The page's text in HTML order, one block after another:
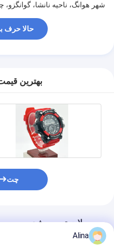
شهر هوانگ، ناحیه نانشا، گوانگزو،
حالا حرف
بهترين
چت
محصولات توصیه شده
Alina